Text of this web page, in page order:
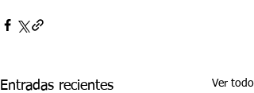
Entradas recientes Ver todo